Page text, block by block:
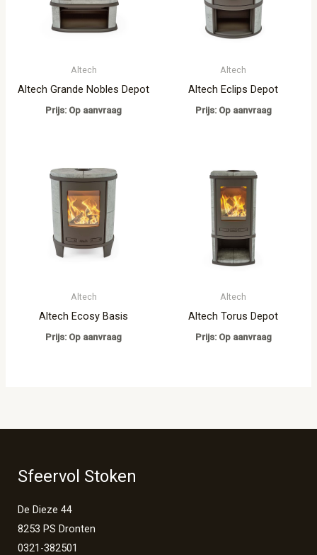
Altech
Altech Grande Nobles Depot
Prijs: Op aanvraag
Altech
Altech Eclips Depot
Prijs: Op aanvraag
Altech
Altech Ecosy Basis
Prijs: Op aanvraag
Altech
Altech Torus Depot
Prijs: Op aanvraag
Sfeervol Stoken
De Dieze 44
8253 PS Dronten
0321-382501